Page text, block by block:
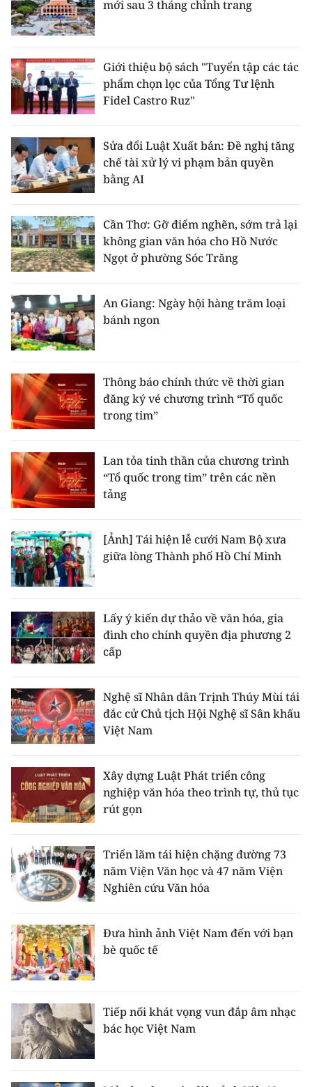
mới sau 3 tháng chỉnh trang
Giới thiệu bộ sách "Tuyển tập các tác
phẩm chọn lọc của Tổng Tư lệnh
Fidel Castro Ruz"
Sửa đổi Luật Xuất bản: Đề nghị tăng
chế tài xử lý vi phạm bản quyền
bằng AI
Cần Thơ: Gỡ điểm nghẽn, sớm trả lại
không gian văn hóa cho Hồ Nước
Ngọt ở phường Sóc Trăng
An Giang: Ngày hội hàng trăm loại
bánh ngon
Thông báo chính thức về thời gian
đăng ký vé chương trình “Tổ quốc
trong tim”
Lan tỏa tinh thần của chương trình
“Tổ quốc trong tim” trên các nền
tảng
[Ảnh] Tái hiện lễ cưới Nam Bộ xưa
giữa lòng Thành phố Hồ Chí Minh
Lấy ý kiến dự thảo về văn hóa, gia
đình cho chính quyền địa phương 2
cấp
Nghệ sĩ Nhân dân Trịnh Thúy Mùi tái
đắc cử Chủ tịch Hội Nghệ sĩ Sân khấu
Việt Nam
Xây dựng Luật Phát triển công
nghiệp văn hóa theo trình tự, thủ tục
rút gọn
Triển lãm tái hiện chặng đường 73
năm Viện Văn học và 47 năm Viện
Nghiên cứu Văn hóa
Đưa hình ảnh Việt Nam đến với bạn
bè quốc tế
Tiếp nối khát vọng vun đắp âm nhạc
bác học Việt Nam